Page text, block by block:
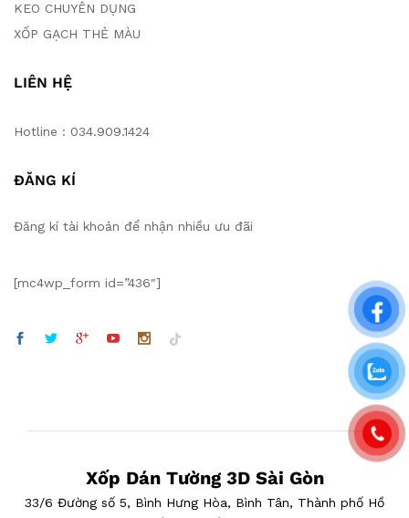
KEO CHUYÊN DỤNG
XỐP GẠCH THẺ MÀU
LIÊN HỆ
Hotline : 034.909.1424
ĐĂNG KÍ
Đăng kí tài khoản để nhận nhiều ưu đãi
[mc4wp_form id=”436″]
Xốp Dán Tường 3D Sài Gòn
33/6 Đường số 5, Bình Hưng Hòa, Bình Tân, Thành phố Hồ